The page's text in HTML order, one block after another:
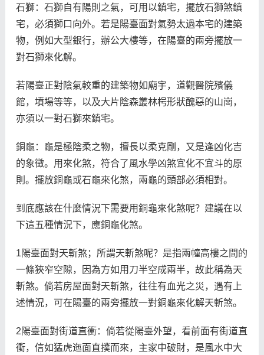
石獅：石獅自有陽則之氣，可用以鎮宅，擺放石獅煞鎮
宅，必須獅口向外。若是陽臺面對氣勢太過本宅的建築
物，例如大型銀行，辦公大樓等，在陽臺的兩旁擺放一
對石獅來化解。
若陽臺正對陰氣較重的建築物如廟宇，道觀醫院殯儀
館，墳場等等，以及大片陰森叢林枵形狀醜惡的山崗，
亦須以一對石獅來鎮宅。
銅龜：龜是極陰柔之物，擅長以柔克剛，又是逢凶化吉
的象徵。用來化煞，符合了風水學凶煞宜化不宜斗的原
則。擺放銅龜或石龜來化煞，兩龜的頭部必須相對。
到底應該在什麼情況下需要用銅龜來化煞呢？建議在以
下這五種情況下，應銅龜化煞。
1陽臺面對天斬煞；所謂天斬煞呢？是指兩幢高樓之間的
一條狹窄空隙，因為方如用刀半空成兩半，故此稱為天
斬煞。倘若房屋面對天斬煞，往往有血光之災，遇有上
述情況，可在陽臺的兩旁擺放一對銅龜來化解天斬煞。
2陽臺面對街道直衝：倘若從陽臺外望，看前面有街道直
衝，信如猛虎迤面直撲而來，主家中破財，是風水中大